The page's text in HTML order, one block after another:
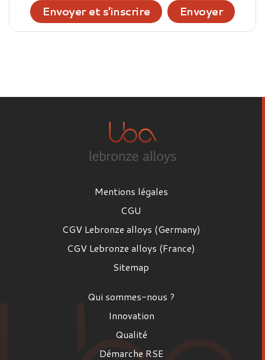
Envoyer et s'inscrire
Envoyer
Mentions légales
CGU
CGV Lebronze alloys (Germany)
CGV Lebronze alloys (France)
Sitemap
Qui sommes-nous ?
Innovation
Qualité
Démarche RSE